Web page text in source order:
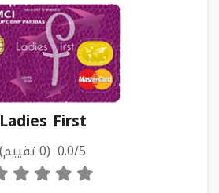
Ladies First
0.0/5 (0 تقييم)